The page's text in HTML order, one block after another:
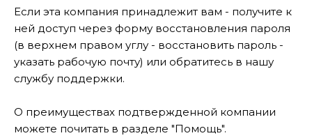
Если эта компания принадлежит вам - получите к
ней доступ через форму восстановления пароля
(в верхнем правом углу - восстановить пароль -
указать рабочую почту) или обратитесь в нашу
службу поддержки.
О преимуществах подтвержденной компании
можете почитать в разделе "Помощь".